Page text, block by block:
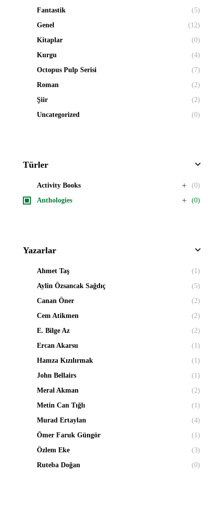
Fantastik
(5)
Genel
(12)
Kitaplar
(0)
Kurgu
(4)
Octopus Pulp Serisi
(7)
Roman
(2)
Şiir
(2)
Uncategorized
(0)
Türler
Activity Books
(0)
Anthologies
(0)
Yazarlar
Ahmet Taş
(1)
Aylin Özsancak Sağdıç
(5)
Canan Öner
(2)
Cem Atikmen
(2)
E. Bilge Az
(2)
Ercan Akarsu
(1)
Hamza Kızılırmak
(1)
John Bellairs
(1)
Meral Akman
(2)
Metin Can Tığlı
(1)
Murad Ertaylan
(4)
Ömer Faruk Güngör
(1)
Özlem Eke
(3)
Ruteba Doğan
(0)